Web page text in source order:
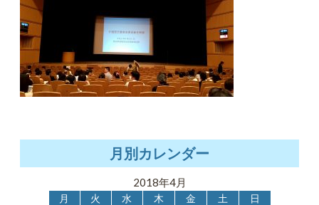
月別カレンダー
2018年4月
月 火 水 木 金 土
日